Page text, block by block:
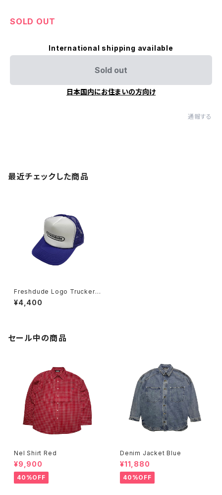
SOLD OUT
International shipping available
Sold out
日本国内にお住まいの方向け
通報する
最近チェックした商品
Freshdude Logo Trucker V
iolet
¥4,400
セール中の商品
Nel Shirt Red
¥9,900
40%OFF
Denim Jacket Blue
¥11,880
40%OFF